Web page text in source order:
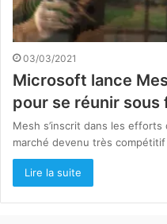
03/03/2021
Microsoft lance
pour se réunir sous
Mesh s’inscrit dans les
marché devenu très
Lire la suite